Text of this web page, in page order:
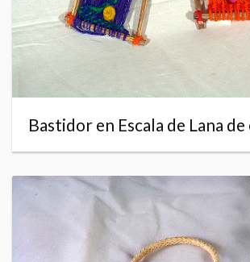
Bastidor en Escala de Lana de